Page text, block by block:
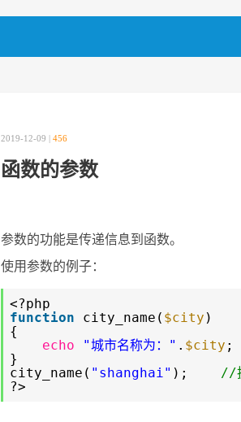
2019-12-09 | 456
函数的参数
参数的功能是传递信息到函数。
使用参数的例子：
<?php
function
city_name( $city )
{
echo
"城市名称为：" . $city ;
}
city_name( "shanghai" );
//
?>